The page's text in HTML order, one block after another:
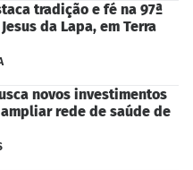
tradição e fé na 97ª
da Lapa, em Terra
novos investimentos
rede de saúde de